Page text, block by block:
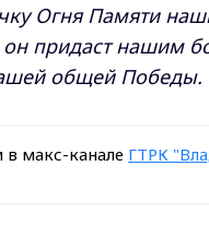
Огня Памяти
придаст нашим
общей Победы.
макс-канале ГТРК